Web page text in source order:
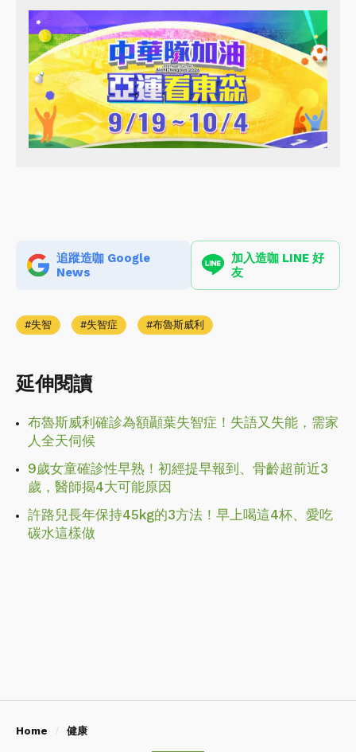
追蹤造咖 Google
News
加入造咖 LINE 好
友
失智 失智症 布魯斯威利
延伸閱讀
布魯斯威利確診為額顳葉失智症！失語又失能，需家
人全天伺候
9歲女童確診性早熟！初經提早報到、骨齡超前近3
歲，醫師揭4大可能原因
許路兒長年保持45kg的3方法！早上喝這4杯、愛吃
碳水這樣做
Home 健康